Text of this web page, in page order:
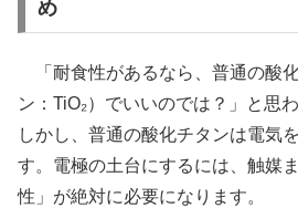
め
「耐食性があるなら、普通の酸
ン：TiO₂）でいいのでは？」と思
しかし、普通の酸化チタンは電気
す。電極の土台にするには、触媒
性」が絶対に必要になります。